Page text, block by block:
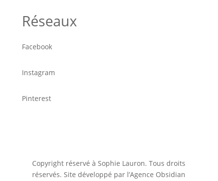
Réseaux
Facebook
Instagram
Pinterest
Copyright réservé à Sophie Lauron. Tous droits
réservés. Site développé par l’Agence Obsidian